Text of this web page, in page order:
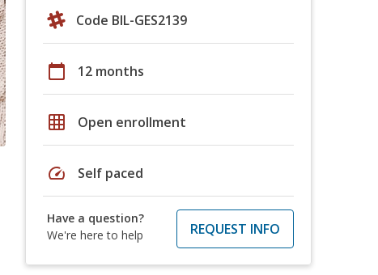
Code BIL-GES2139
calendar_today 12 months
grid_on Open enrollment
speed Self paced
Have a question?
We're here to help
REQUEST INFO